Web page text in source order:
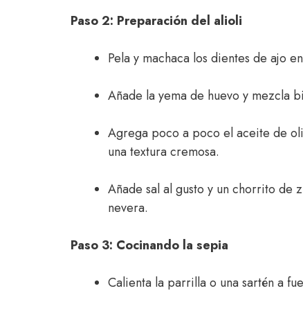
Paso 2: Preparación del alioli
Pela y machaca los dientes de ajo
Añade la yema de huevo y mezcla
Agrega poco a poco el aceite de
una textura cremosa.
Añade sal al gusto y un chorrito de
nevera.
Paso 3: Cocinando la sepia
Calienta la parrilla o una sartén a